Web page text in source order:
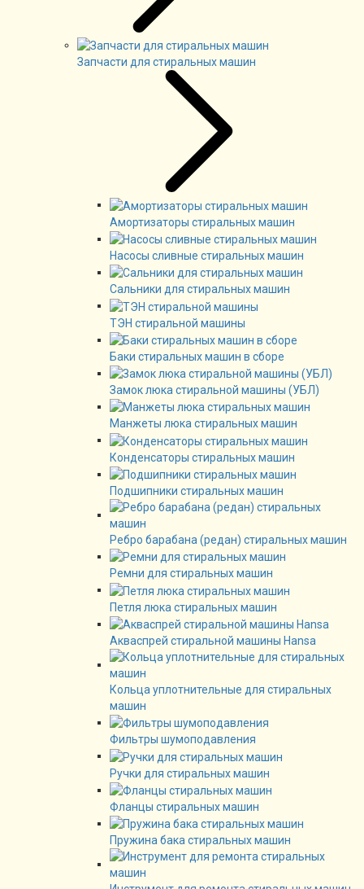
Запчасти для стиральных машин
Амортизаторы стиральных машин
Насосы сливные стиральных машин
Сальники для стиральных машин
ТЭН стиральной машины
Баки стиральных машин в сборе
Замок люка стиральной машины (УБЛ)
Манжеты люка стиральных машин
Конденсаторы стиральных машин
Подшипники стиральных машин
Ребро барабана (редан) стиральных машин
Ремни для стиральных машин
Петля люка стиральных машин
Акваспрей стиральной машины Hansa
Кольца уплотнительные для стиральных
машин
Фильтры шумоподавления
Ручки для стиральных машин
Фланцы стиральных машин
Пружина бака стиральных машин